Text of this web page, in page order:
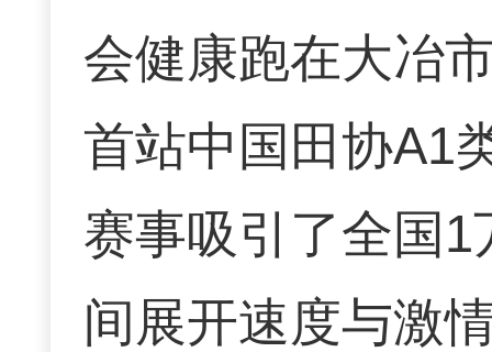
会健康跑在大冶
首站中国田协A1
赛事吸引了全国
间展开速度与激